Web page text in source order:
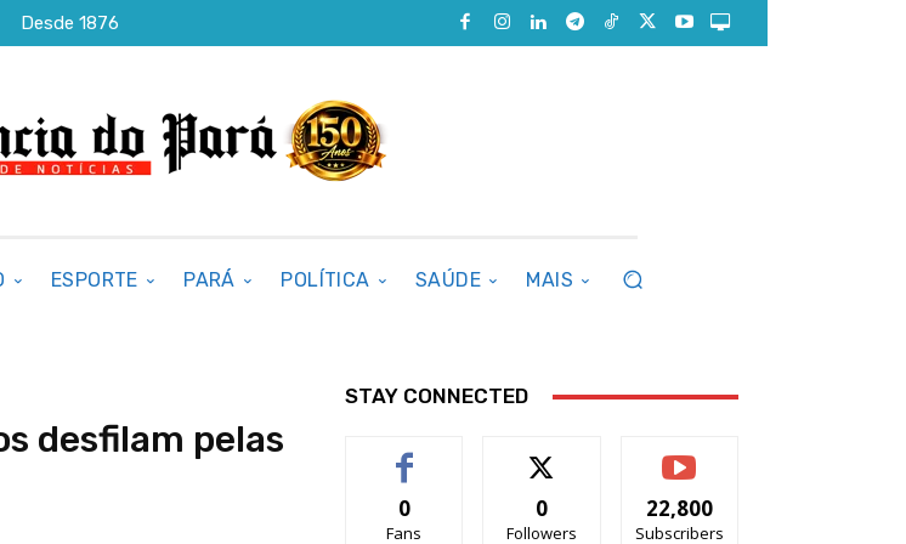
Desde 1876
ESPORTE PARÁ POLÍTICA SAÚDE MAIS
desfilam pelas
STAY CONNECTED
0
Fans
0
Followers
22,800
Subscribers